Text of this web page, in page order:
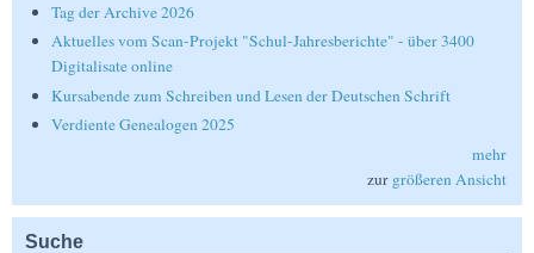
Tag der Archive 2026
Aktuelles vom Scan-Projekt "Schul-Jahresberichte" - über 3400
Digitalisate online
Kursabende zum Schreiben und Lesen der Deutschen Schrift
Verdiente Genealogen 2025
mehr
zur größeren Ansicht
Suche